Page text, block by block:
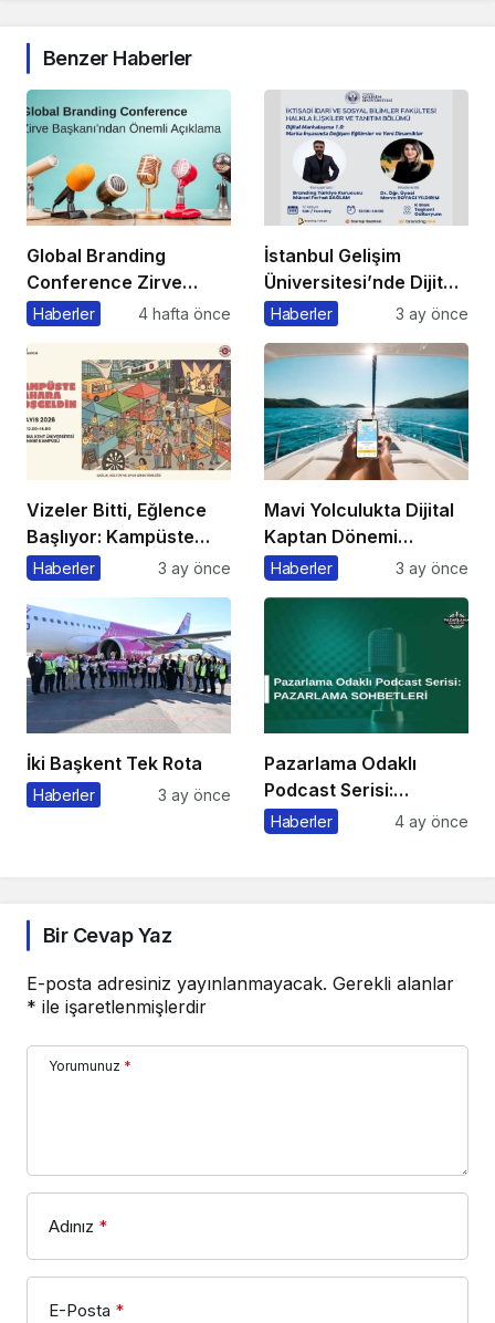
Benzer Haberler
Global Branding
Conference Zirve
Başkanı’ndan Önemli
Haberler 4 hafta önce
İstanbul Gelişim
Üniversitesi’nde Dijital
Markalaşma 1.0
Haberler 3 ay önce
Vizeler Bitti, Eğlence
Başlıyor: Kampüste
Bahar Festivali
Haberler 3 ay önce
Mavi Yolculukta Dijital
Kaptan Dönemi
Başlıyor
Haberler 3 ay önce
İki Başkent Tek Rota
Haberler 3 ay önce
Pazarlama Odaklı
Podcast Serisi:
Pazarlama Sohbetleri
Haberler 4 ay önce
Bir Cevap Yaz
E-posta adresiniz yayınlanmayacak. Gerekli alanlar
* ile işaretlenmişlerdir
Yorumunuz *
Adınız *
E-Posta *